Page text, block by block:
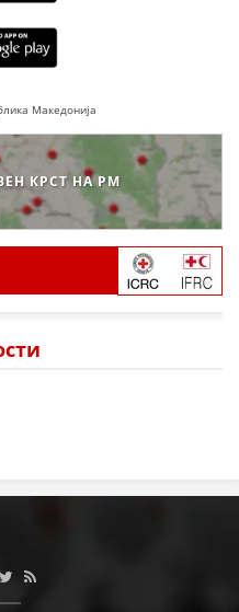
ЗА БАРАЊЕ
Македонија
КРСТ НА РМ